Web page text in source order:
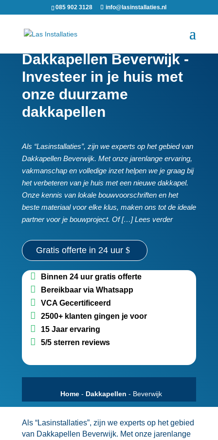
085 902 3128 info@lasinstallaties.nl
Dakkapellen Beverwijk -
Investeer in je huis met
onze duurzame
dakkapellen
Als “Lasinstallaties”, zijn we experts op het gebied van
Dakkapellen Beverwijk.​ Met onze jarenlange ervaring,
vakmanschap en volledige inzet helpen we je graag bij
het verbeteren van je huis met een nieuwe dakkapel.​
Onze kennis van lokale bouwvoorschriften en het
beste materiaal voor elke klus, maken ons tot de ideale
partner voor je bouwproject.​ Of […] Lees verder
Gratis offerte in 24 uur
Binnen 24 uur gratis offerte
Bereikbaar via Whatsapp
VCA Gecertificeerd
2500+ klanten gingen je voor
15 Jaar ervaring
5/5 sterren reviews
Home - Dakkapellen - Beverwijk
Als “Lasinstallaties”, zijn we experts op het gebied
van Dakkapellen Beverwijk.​ Met onze jarenlange